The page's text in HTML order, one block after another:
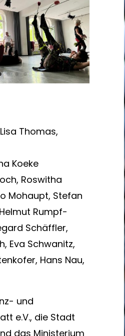
Thomas,
Koeke
Roswitha
Mohaupt, Stefan
Rumpf-
Schäffler,
Eva Schwanitz,
Hans Nau,
und
e.V., die Stadt
das Ministerium